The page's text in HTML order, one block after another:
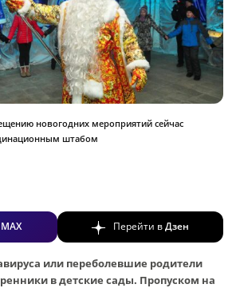
новогодних мероприятий сейчас
штабом
MAX Перейти вДзен
или переболевшие родители
в детские сады. Пропуском на